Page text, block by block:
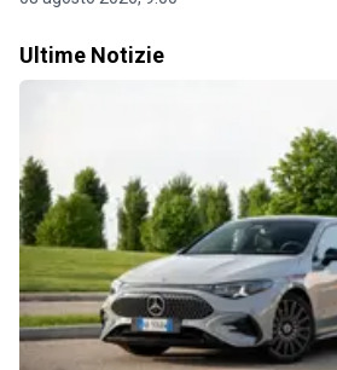
Ultime Notizie